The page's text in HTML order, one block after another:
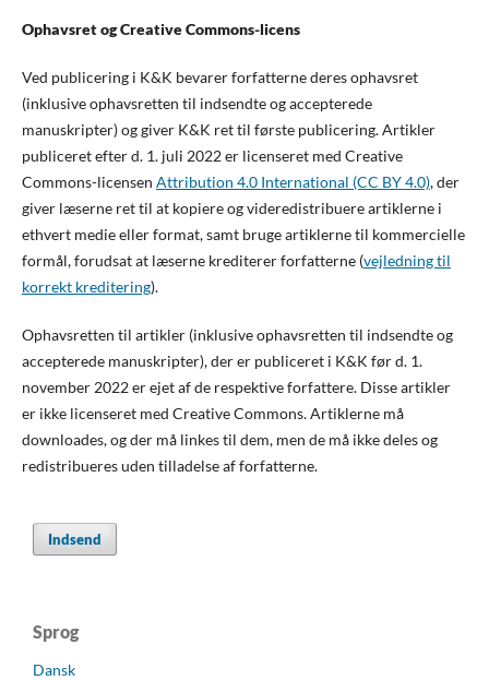
Ophavsret og Creative Commons-licens
Ved publicering i K&K bevarer forfatterne deres ophavsret
(inklusive ophavsretten til indsendte og accepterede
manuskripter) og giver K&K ret til første publicering. Artikler
publiceret efter d. 1. juli 2022 er licenseret med Creative
Commons-licensen Attribution 4.0 International (CC BY 4.0), der
giver læserne ret til at kopiere og videredistribuere artiklerne i
ethvert medie eller format, samt bruge artiklerne til kommercielle
formål, forudsat at læserne krediterer forfatterne (vejledning til
korrekt kreditering).
Ophavsretten til artikler (inklusive ophavsretten til indsendte og
accepterede manuskripter), der er publiceret i K&K før d. 1.
november 2022 er ejet af de respektive forfattere. Disse artikler
er ikke licenseret med Creative Commons. Artiklerne må
downloades, og der må linkes til dem, men de må ikke deles og
redistribueres uden tilladelse af forfatterne.
Indsend
Sprog
Dansk